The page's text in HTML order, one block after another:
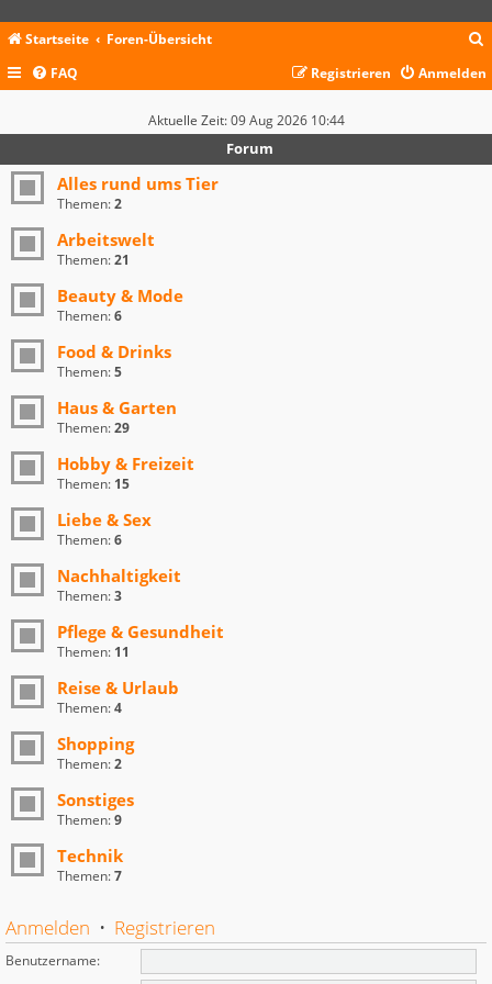
Startseite Foren-Übersicht
c
FAQ Anmelden
Registrieren
Aktuelle Zeit: 09 Aug 2026 10:44
Forum
Alles rund ums Tier
Themen:2
Arbeitswelt
Themen:21
Beauty & Mode
Themen:6
Food & Drinks
Themen:5
Haus & Garten
Themen:29
Hobby & Freizeit
Themen: 15
Liebe & Sex
Themen:6
Nachhaltigkeit
Themen:3
Pflege & Gesundheit
Themen: 11
Reise & Urlaub
Themen:4
Shopping
Themen:2
Sonstiges
Themen:9
Technik
Themen:7
Anmelden • Registrieren
Benutzername: